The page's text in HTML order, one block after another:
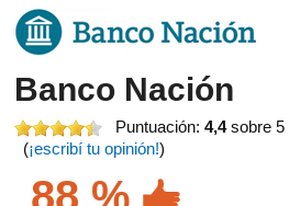
Banco Nación
Puntuación:4,4sobre 5
(¡escribí tu opinión!)
88 %